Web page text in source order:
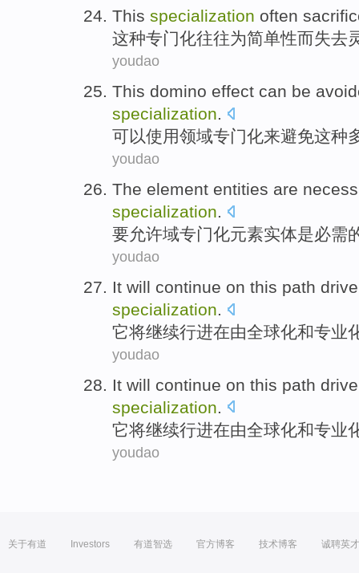
This specialization often
这种专门化往往为简单性而失去
youdao
This domino effect can be
specialization.
可以使用领域专门化来避免这种
youdao
The element entities are
specialization.
要允许域专门化元素实体是必需
youdao
It will continue on this path
specialization.
它将继续行进在由全球化和专业
youdao
It will continue on this path
specialization
它将继续行进在由全球化和专业
youdao
关于有道 Investors 有道智选 官方博客 技术博客 诚聘英才